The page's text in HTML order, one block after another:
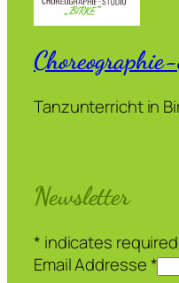
Tanzunterricht in
Newsletter
* indicates required
Email Addresse*